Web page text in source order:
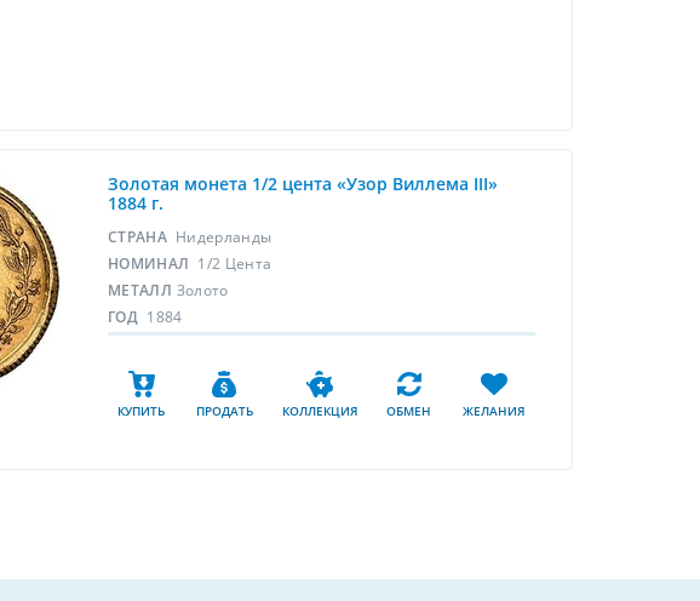
Золотая монета 1/2 цента «Узор Виллема III»
1884 г.
СТРАНА Нидерланды
НОМИНАЛ 1/2 Цента
МЕТАЛЛ Золото
ГОД 1884
КУПИТЬ ПРОДАТЬ КОЛЛЕКЦИЯ ОБМЕН ЖЕЛАНИЯ